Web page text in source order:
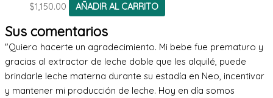
$1,150.00 AÑADIR AL CARRITO
Sus comentarios
"Quiero hacerte un agradecimiento. Mi bebe fue prematuro y
gracias al extractor de leche doble que les alquilé, puede
brindarle leche materna durante su estadía en Neo, incentivar
y mantener mi producción de leche. Hoy en día somos